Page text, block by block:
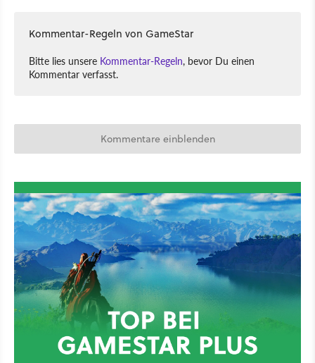
Kommentar-Regeln von GameStar
Bitte lies unsere Kommentar-Regeln, bevor Du einen
Kommentar verfasst.
Kommentare einblenden